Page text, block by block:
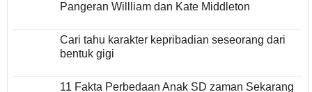
Pangeran Willliam dan Kate Middleton
Cari tahu karakter kepribadian seseorang dari
bentuk gigi
11 Fakta Perbedaan Anak SD zaman Sekarang